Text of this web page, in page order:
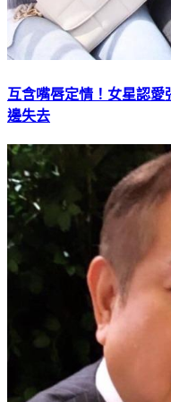
互含嘴唇定情！女星認愛
邊失去